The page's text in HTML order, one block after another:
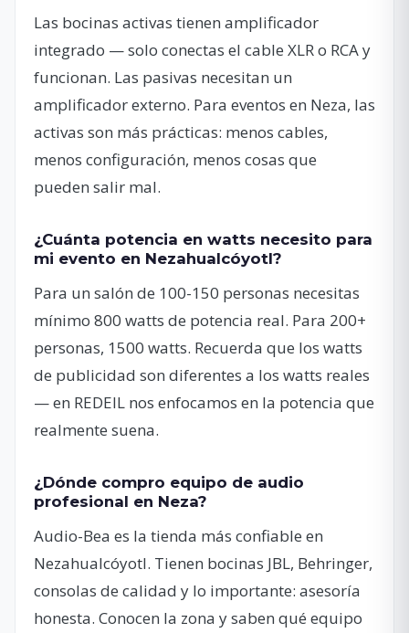
Las bocinas activas tienen amplificador
integrado — solo conectas el cable XLR o RCA y
funcionan. Las pasivas necesitan un
amplificador externo. Para eventos en Neza, las
activas son más prácticas: menos cables,
menos configuración, menos cosas que
pueden salir mal.
¿Cuánta potencia en watts necesito para
mi evento en Nezahualcóyotl?
Para un salón de 100-150 personas necesitas
mínimo 800 watts de potencia real. Para 200+
personas, 1500 watts. Recuerda que los watts
de publicidad son diferentes a los watts reales
— en REDEIL nos enfocamos en la potencia que
realmente suena.
¿Dónde compro equipo de audio
profesional en Neza?
Audio-Bea es la tienda más confiable en
Nezahualcóyotl. Tienen bocinas JBL, Behringer,
consolas de calidad y lo importante: asesoría
honesta. Conocen la zona y saben qué equipo